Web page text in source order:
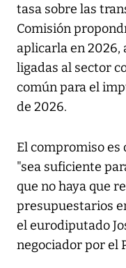
tasa sobre las
Comisión
aplicarla en 2026,
ligadas al sector
común para el
de 2026.
El compromiso es
"sea suficiente
que no haya que
presupuestarios
el eurodiputado
negociador por el